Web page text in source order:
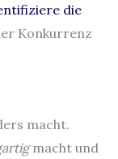
die
Konkurrenz
macht.
macht und